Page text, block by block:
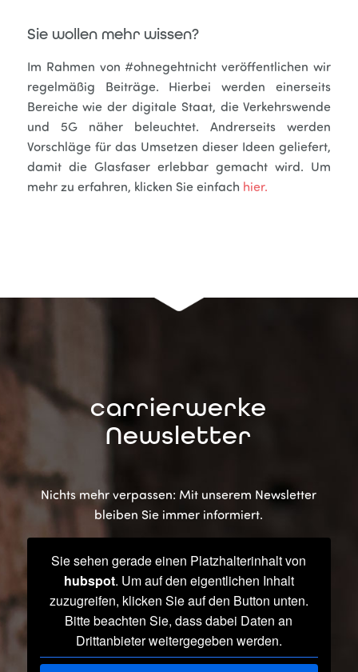
Sie wollen mehr wissen?
Im Rahmen von #ohnegehtnicht veröffentlichen wir
regelmäßig Beiträge. Hierbei werden einerseits
Bereiche wie der digitale Staat, die Verkehrswende
und 5G näher beleuchtet. Andrerseits werden
Vorschläge für das Umsetzen dieser Ideen geliefert,
damit die Glasfaser erlebbar gemacht wird. Um
mehr zu erfahren, klicken Sie einfach hier.
carrierwerke
Newsletter
Nichts mehr verpassen: Mit unserem Newsletter
bleiben Sie immer informiert.
Sie sehen gerade einen Platzhalterinhalt von
hubspot. Um auf den eigentlichen Inhalt
zuzugreifen, klicken Sie auf den Button unten.
Bitte beachten Sie, dass dabei Daten an
Drittanbieter weitergegeben werden.